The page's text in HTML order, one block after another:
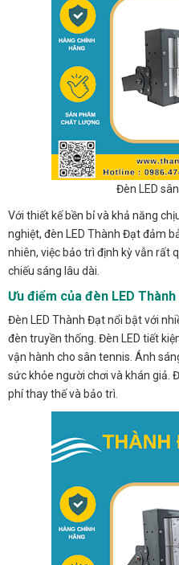
Đèn LED
Với thiết kế bền bỉ và khả năng
nghiệt, đèn LED Thành Đạt đảm
nhiên, việc bảo trì định kỳ vẫn rất
chiếu sáng lâu dài.
Ưu điểm của đèn LED
Đèn LED Thành Đạt nổi bật với
đèn truyền thống. Đèn LED tiết
vận hành cho sân tennis. Ánh
sức khỏe người chơi và khán giả.
phí thay thế và bảo trì.